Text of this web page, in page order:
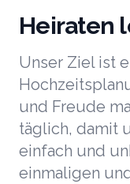
Heiraten
Unser Ziel ist
und Freude
täglich, damit
einfach und
einmaligen